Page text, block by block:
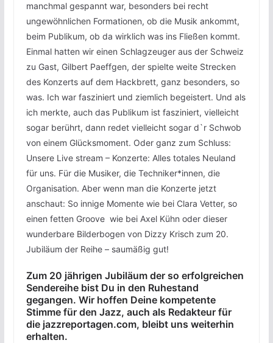
manchmal gespannt war, besonders bei recht
ungewöhnlichen Formationen, ob die Musik ankommt,
beim Publikum, ob da wirklich was ins Fließen kommt.
Einmal hatten wir einen Schlagzeuger aus der Schweiz
zu Gast, Gilbert Paeffgen, der spielte weite Strecken
des Konzerts auf dem Hackbrett, ganz besonders, so
was. Ich war fasziniert und ziemlich begeistert. Und als
ich merkte, auch das Publikum ist fasziniert, vielleicht
sogar berührt, dann redet vielleicht sogar d`r Schwob
von einem Glücksmoment. Oder ganz zum Schluss:
Unsere Live stream – Konzerte: Alles totales Neuland
für uns. Für die Musiker, die Techniker*innen, die
Organisation. Aber wenn man die Konzerte jetzt
anschaut: So innige Momente wie bei Clara Vetter, so
einen fetten Groove wie bei Axel Kühn oder dieser
wunderbare Bilderbogen von Dizzy Krisch zum 20.
Jubiläum der Reihe – saumäßig gut!
Zum 20 jährigen Jubiläum der so erfolgreichen
Sendereihe bist Du in den Ruhestand
gegangen. Wir hoffen Deine kompetente
Stimme für den Jazz, auch als Redakteur für
die jazzreportagen.com, bleibt uns weiterhin
erhalten.